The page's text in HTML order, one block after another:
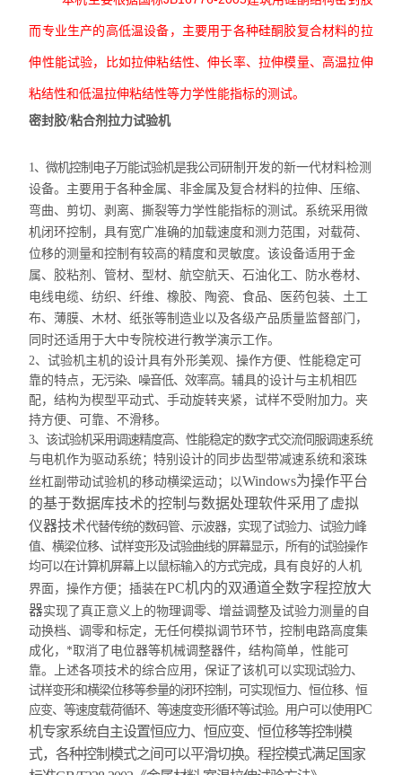
而专业生产的高低温设备，主要用于各种硅酮胶复合材料的拉
伸性能试验，比如拉伸粘结性、伸长率、拉伸模量、高温拉伸
粘结性和低温拉伸粘结性等力学性能指标的测试。
密封胶/粘合剂拉力试验机
1、微机控制电子万能试验机是我公司研制开发的新一代材料检测
设备。 主要用于各种金属、非金属及复合材料的拉伸、压缩、
弯曲、剪切、剥离、撕裂等力学性能指标的测试。系统采用微
机闭环控制，具有宽广准确的加载速度和测力范围，对载荷、
位移的测量和控制有较高的精度和灵敏度。该设备适用于金
属、胶粘剂、管材、型材、航空航天、石油化工、防水卷材、
电线电缆、纺织、纤维、橡胶、陶瓷、食品、医药包装、土工
布、薄膜、木材、纸张等制造业以及各级产品质量监督部门，
同时还适用于大中专院校进行教学演示工作。
2、试验机主机的设计具有外形美观、操作方便、性能稳定可
靠的特点，无污染、噪音低、效率高。辅具的设计与主机相匹
配，结构为楔型平动式、手动旋转夹紧，试样不受附加力。夹
持方便、可靠、不滑移。
3、该试验机采用调速精度高、性能稳定的数字式交流伺服调速系统
与电机作为驱动系统；特别设计的同步齿型带减速系统和滚珠
丝杠副带动试验机的移动横梁运动；以Windows为操作平台
的基于数据库技术的控制与数据处理软件采用了虚拟
仪器技术代替传统的数码管、示波器，实现了试验力、试验力峰
值、横梁位移、试样变形及试验曲线的屏幕显示，所有的试验操作
均可以在计算机屏幕上以鼠标输入的方式完成，具有良好的人机
界面，操作方便；插装在PC机内的双通道全数字程控放大
器实现了真正意义上的物理调零、增益调整及试验力测量的自
动换档、调零和标定，无任何模拟调节环节，控制电路高度集
成化，*取消了电位器等机械调整器件，结构简单，性能可
靠。上述各项技术的综合应用，保证了该机可以实现试验力、
试样变形和横梁位移等参量的闭环控制，可实现恒力、恒位移、恒
应变、等速度载荷循环、等速度变形循环等试验。用户可以使用PC
机专家系统自主设置恒应力、恒应变、恒位移等控制模
式，各种控制模式之间可以平滑切换。程控模式满足国家